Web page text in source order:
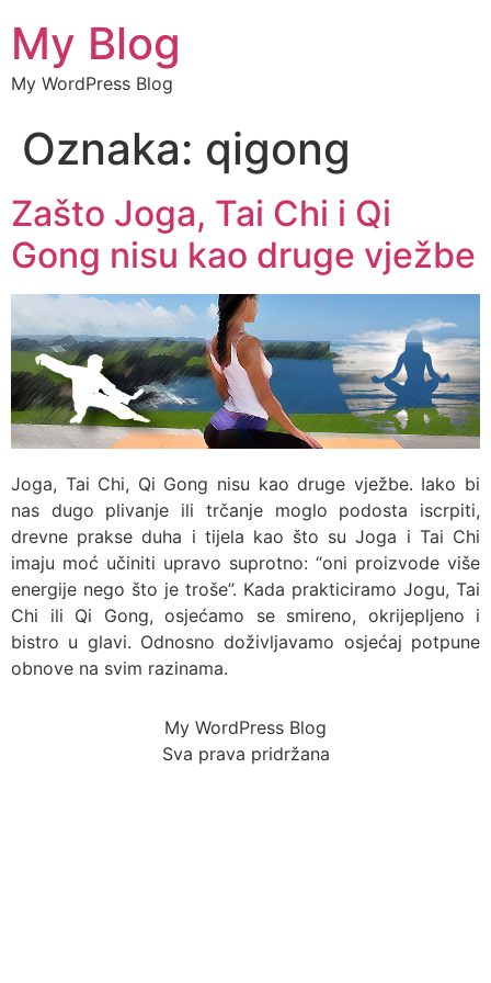
My Blog
My WordPress Blog
Oznaka: qigong
Zašto Joga, Tai Chi i Qi
Gong nisu kao druge vježbe
Joga, Tai Chi, Qi Gong nisu kao druge vježbe. Iako bi
nas dugo plivanje ili trčanje moglo podosta iscrpiti,
drevne prakse duha i tijela kao što su Joga i Tai Chi
imaju moć učiniti upravo suprotno: “oni proizvode više
energije nego što je troše”. Kada prakticiramo Jogu, Tai
Chi ili Qi Gong, osjećamo se smireno, okrijepljeno i
bistro u glavi. Odnosno doživljavamo osjećaj potpune
obnove na svim razinama.
My WordPress Blog
Sva prava pridržana